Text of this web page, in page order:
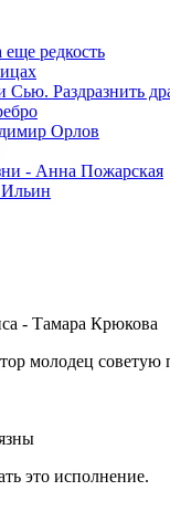
редкость
Раздразнить
Орлов
- Анна Пожарская
- Тамара Крюкова
молодец советую
это исполнение.